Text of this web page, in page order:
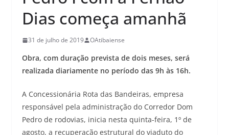
Dias começa amanhã
31 de julho de 2019 OAtibaiense
Obra, com duração prevista de dois meses, será
realizada diariamente no período das 9h às 16h.
A Concessionária Rota das Bandeiras, empresa
responsável pela administração do Corredor Dom
Pedro de rodovias, inicia nesta quinta-feira, 1º de
agosto, a recuperação estrutural do viaduto do